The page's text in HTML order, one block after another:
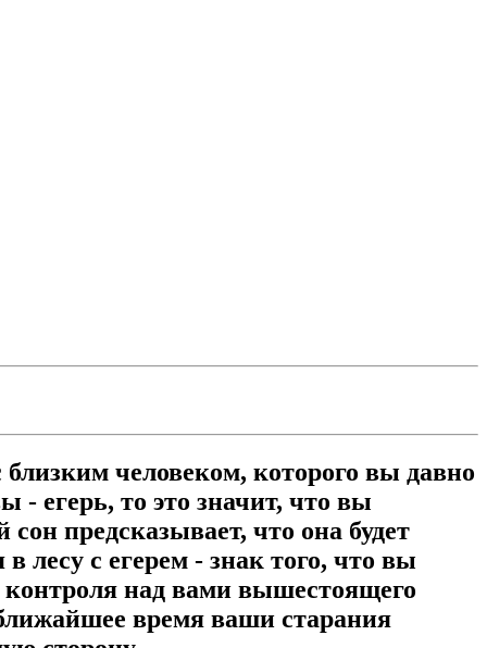
человеком, которого вы давно
егерь, то это значит, что вы
предсказывает, что она будет
лесу с егерем - знак того, что вы
контроля над вами вышестоящего
время ваши старания